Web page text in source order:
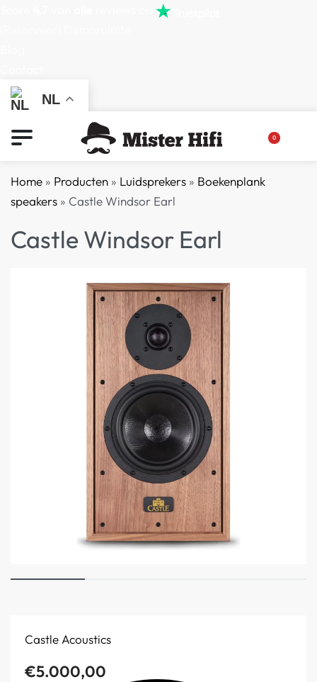
NL
0
Home » Producten » Luidsprekers » Boekenplank
speakers » Castle Windsor Earl
Castle Windsor Earl
Castle Acoustics
€5.000,00